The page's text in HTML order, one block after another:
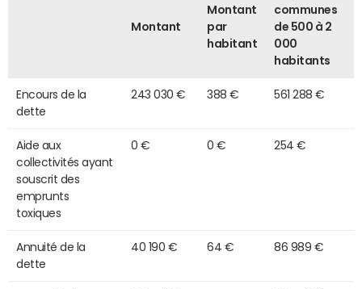
Montant
Montant
par
habitant
communes
de 500 à 2
000
habitants
Encours de la
dette
243 030 € 388 € 561 288 €
Aide aux
collectivités ayant
souscrit des
emprunts
toxiques
0 € 0 € 254 €
Annuité de la
dette
40 190 € 64 € 86 989 €